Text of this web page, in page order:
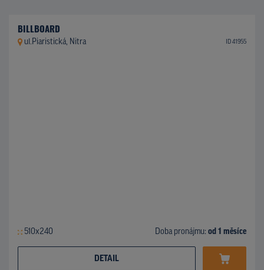
BILLBOARD
ul.Piaristická, Nitra ID 41955
510x240 Doba pronájmu: od 1 měsíce
DETAIL